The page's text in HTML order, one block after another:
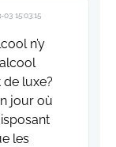
03 15:03:15
n’y
luxe?
jour où
les